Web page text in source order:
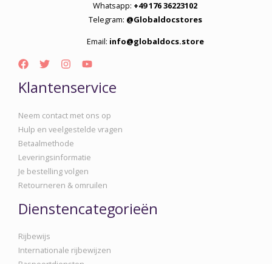
Whatsapp: +49 176 36223102
Telegram: @Globaldocstores
Email: info@globaldocs.store
Klantenservice
Neem contact met ons op
Hulp en veelgestelde vragen
Betaalmethode
Leveringsinformatie
Je bestelling volgen
Retourneren & omruilen
Dienstencategorieën
Rijbewijs
Internationale rijbewijzen